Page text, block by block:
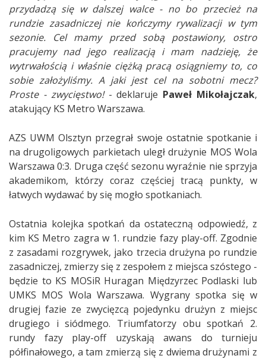
przydadzą się w dalszej walce - no bo przecież na
rundzie zasadniczej nie kończymy rywalizacji w tym
sezonie. Cel mamy przed sobą postawiony, ostro
pracujemy nad jego realizacją i mam nadzieję, że
wytrwałością i właśnie ciężką pracą osiągniemy to, co
sobie założyliśmy. A jaki jest cel na sobotni mecz?
Proste - zwycięstwo!- deklaruje Paweł Mikołajczak,
atakujący KS Metro Warszawa.
AZS UWM Olsztyn przegrał swoje ostatnie spotkanie i
na drugoligowych parkietach uległ drużynie MOS Wola
Warszawa 0:3. Druga część sezonu wyraźnie nie sprzyja
akademikom, którzy coraz częściej tracą punkty, w
łatwych wydawać by się mogło spotkaniach.
Ostatnia kolejka spotkań da ostateczną odpowiedź, z
kim KS Metro zagra w 1. rundzie fazy play-off. Zgodnie
z zasadami rozgrywek, jako trzecia drużyna po rundzie
zasadniczej, zmierzy się z zespołem z miejsca szóstego -
będzie to KS MOSiR Huragan Międzyrzec Podlaski lub
UMKS MOS Wola Warszawa. Wygrany spotka się w
drugiej fazie ze zwycięzcą pojedynku drużyn z miejsc
drugiego i siódmego. Triumfatorzy obu spotkań 2.
rundy fazy play-off uzyskają awans do turnieju
półfinałowego, a tam zmierzą się z dwiema drużynami z